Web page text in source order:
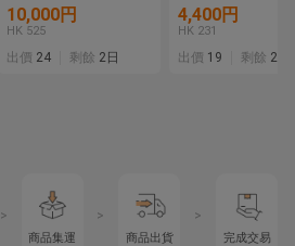
ター 剛樹 CAMEX キ
ャメックス スター開
発 釣武者 ロッド コ
10,000円
HK 525
出價 24 剩餘 2日
クス CAMEX スタ
発 釣武者 ロッ
ム クエ あら モ
4,400円
HK 231
出價 19 剩餘 2日
>
商品集運
>
商品出貨
>
完成交易